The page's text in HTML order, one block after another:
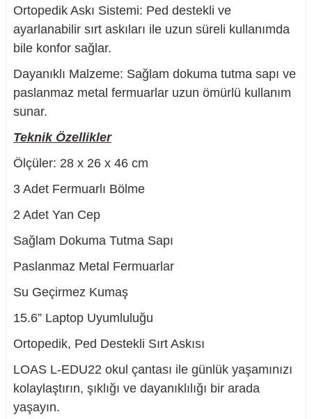
ve Lehim Teli
Ortopedik Askı Sistemi: Ped destekli ve
ayarlanabilir sırt askıları ile uzun süreli kullanımda
bile konfor sağlar.
Dayanıklı Malzeme: Sağlam dokuma tutma sapı ve
paslanmaz metal fermuarlar uzun ömürlü kullanım
sunar.
Teknik Özellikler
Ölçüler: 28 x 26 x 46 cm
3 Adet Fermuarlı Bölme
2 Adet Yan Cep
Sağlam Dokuma Tutma Sapı
Paslanmaz Metal Fermuarlar
Su Geçirmez Kumaş
15.6” Laptop Uyumluluğu
Ortopedik, Ped Destekli Sırt Askısı
LOAS L-EDU22 okul çantası ile günlük yaşamınızı
kolaylaştırın, şıklığı ve dayanıklılığı bir arada
yaşayın.